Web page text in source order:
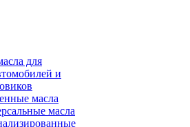
для
и
масла
масла